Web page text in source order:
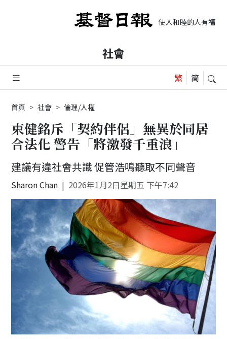
使人和睦的人有福了
社會
首頁 社會 倫理/人權
束健銘斥「契約伴侶」無異於同居
合法化 警告「將激發千重浪」
建議有違社會共識 促管浩鳴聽取不同聲音
Sharon Chan 2026年1月2日星期五 下午7:42